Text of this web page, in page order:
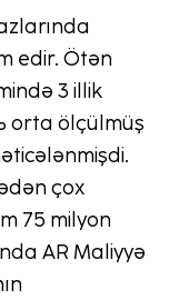
edir. Ötən
3 illik
orta ölçülmüş
çox
75 milyon
AR Maliyyə